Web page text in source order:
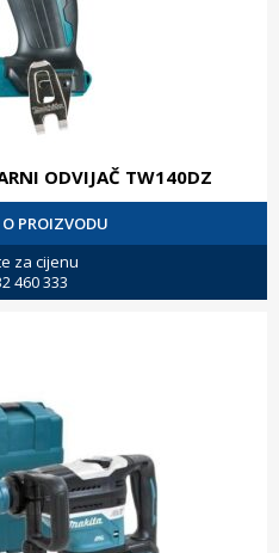
ODVIJAČ TW140DZ
O PROIZVODU
za cijenu
460 333